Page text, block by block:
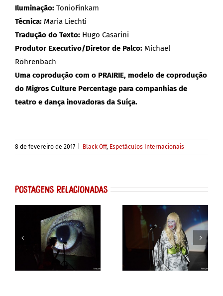
Iluminação: TonioFinkam
Técnica: Maria Liechti
Tradução do Texto: Hugo Casarini
Produtor Executivo/Diretor de Palco: Michael
Röhrenbach
Uma coprodução com o PRAIRIE, modelo de coprodução
do Migros Culture Percentage para companhias de
teatro e dança inovadoras da Suíça.
8 de fevereiro de 2017 Black Off, Espetáculos Internacionais
Postagens Relacionadas